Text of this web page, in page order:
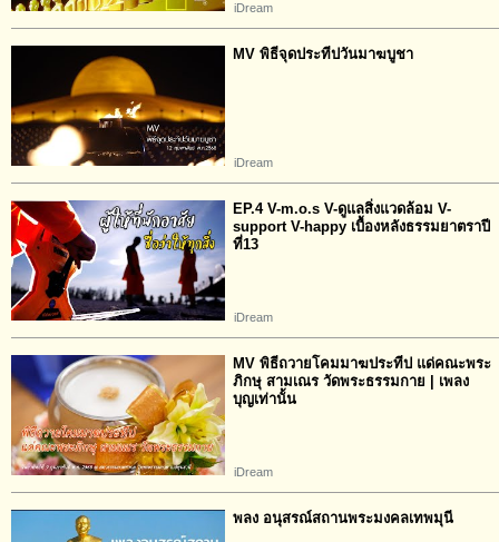
iDream
MV พิธีจุดประทีปวันมาฆบูชา
iDream
EP.4 V-m.o.s V​-ดูแลสิ่งแวดล้อม V-
support V-happy เบื้องหลังธรรมยาตราปี
ที่​13
iDream
MV พิธีถวายโคมมาฆประทีป แด่คณะพระ
ภิกษุ สามเณร วัดพระธรรมกาย | เพลง
บุญเท่านั้น
iDream
พลง อนุสรณ์สถานพระมงคลเทพมุนี